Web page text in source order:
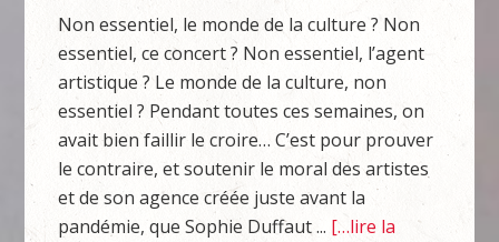
Non essentiel, le monde de la culture ? Non
essentiel, ce concert ? Non essentiel, l’agent
artistique ? Le monde de la culture, non
essentiel ? Pendant toutes ces semaines, on
avait bien faillir le croire… C’est pour prouver
le contraire, et soutenir le moral des artistes
et de son agence créée juste avant la
pandémie, que Sophie Duffaut ... […lire la